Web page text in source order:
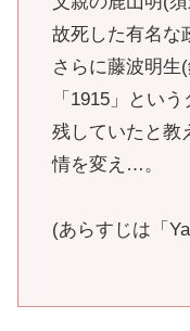
故死した有名な
さらに藤波明生
「1915」とい
残していたと教
情を変え…。
(あらすじは「